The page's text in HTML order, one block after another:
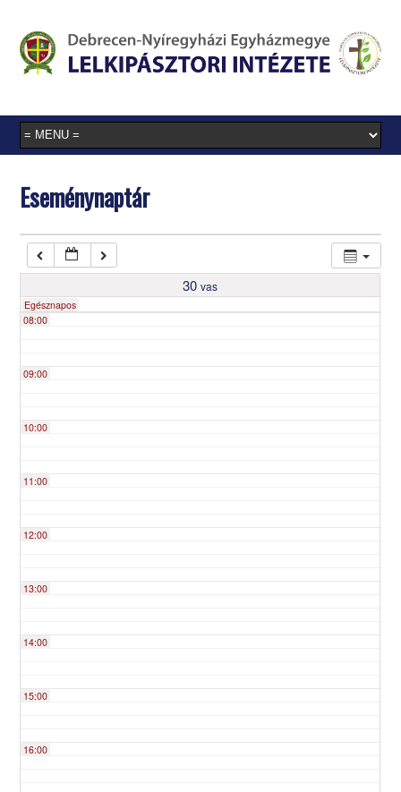
Eseménynaptár
30 vas
Egésznapos
03:00
05:00
07:00
08:00
09:00
10:00
11:00
12:00
13:00
14:00
15:00
16:00